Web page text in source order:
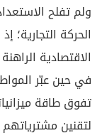
ولم تفلح
الحركة التجارية؛
الاقتصادية
في حين عبّر
تفوق طاقة
لتقنين